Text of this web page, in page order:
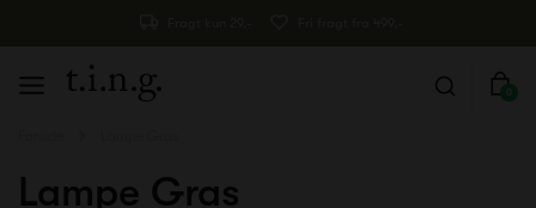
0
Lampe Gras